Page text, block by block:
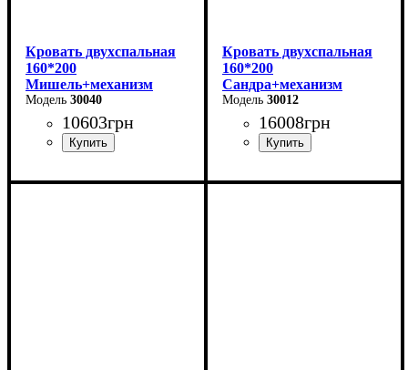
Кровать двухспальная
160*200
Мишель+механизм
(серая)30040
10603грн
Ширина: 166 см
Кровать двухспальная
160*200
Сандра+механизм
(серая)30012
16008грн
Ширина: 170 см